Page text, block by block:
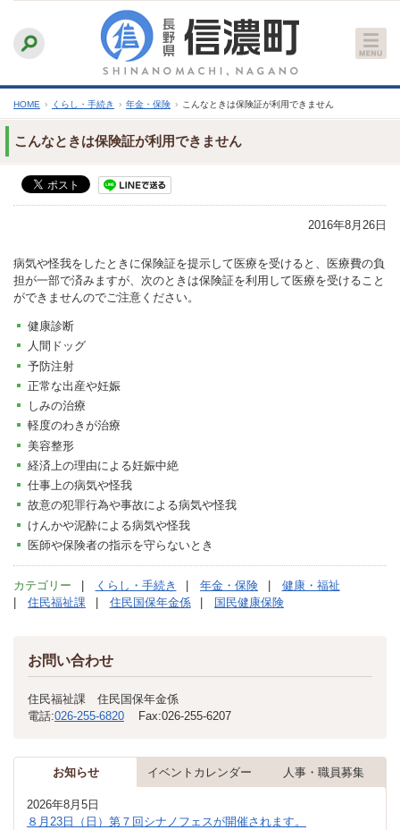
文
へ
ふりがなをつける
文字サイズ
縮小 標準 拡大
HOME › くらし・手続き › 年金・保険 › こんなときは保険証が利用できません
こんなときは保険証が利用できません
2016年8月26日
病気や怪我をしたときに保険証を提示して医療を受けると、医療費の負
担が一部で済みますが、次のときは保険証を利用して医療を受けること
ができませんのでご注意ください。
健康診断
人間ドッグ
予防注射
正常な出産や妊娠
しみの治療
軽度のわきが治療
美容整形
経済上の理由による妊娠中絶
仕事上の病気や怪我
故意の犯罪行為や事故による病気や怪我
けんかや泥酔による病気や怪我
医師や保険者の指示を守らないとき
カテゴリー くらし・手続き 年金・保険
健康・福祉
住民福祉課
住民国保年金係 国民健康保険
お問い合わせ
住民福祉課 住民国保年金係
電話:026-255-6820 Fax:026-255-6207
お知らせ イベントカレンダー 人事・職員募集
2026年8月5日
８月23日（日）第７回シナノフェスが開催されます。